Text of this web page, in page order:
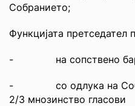
Собранието;
Функцијата претседател
- на сопствено
- со одлука на
2/3 мнозинство гласови